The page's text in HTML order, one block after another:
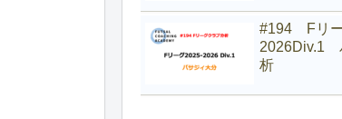
#194 Fリ
2026Div.1
析